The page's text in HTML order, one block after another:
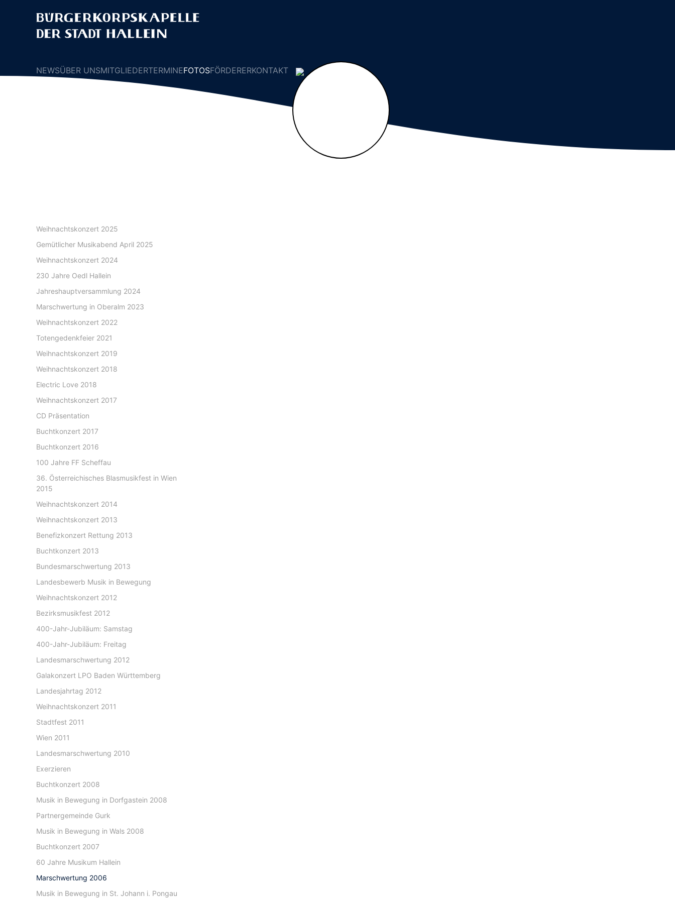
NEWSÜBER UNSMITGLIEDERTERMINEFOTOSFÖRDERERKONTAKT
Weihnachtskonzert 2025
Gemütlicher Musikabend April 2025
Weihnachtskonzert 2024
230 Jahre Oedl Hallein
Jahreshauptversammlung 2024
Marschwertung in Oberalm 2023
Weihnachtskonzert 2022
Totengedenkfeier 2021
Weihnachtskonzert 2019
Weihnachtskonzert 2018
Electric Love 2018
Weihnachtskonzert 2017
CD Präsentation
Buchtkonzert 2017
Buchtkonzert 2016
100 Jahre FF Scheffau
36. Österreichisches Blasmusikfest in Wien
2015
Weihnachtskonzert 2014
Weihnachtskonzert 2013
Benefizkonzert Rettung 2013
Buchtkonzert 2013
Bundesmarschwertung 2013
Landesbewerb Musik in Bewegung
Weihnachtskonzert 2012
Bezirksmusikfest 2012
400-Jahr-Jubiläum: Samstag
400-Jahr-Jubiläum: Freitag
Landesmarschwertung 2012
Galakonzert LPO Baden Württemberg
Landesjahrtag 2012
Weihnachtskonzert 2011
Stadtfest 2011
Wien 2011
Landesmarschwertung 2010
Exerzieren
Buchtkonzert 2008
Musik in Bewegung in Dorfgastein 2008
Partnergemeinde Gurk
Musik in Bewegung in Wals 2008
Buchtkonzert 2007
60 Jahre Musikum Hallein
Marschwertung 2006
Musik in Bewegung in St. Johann i. Pongau